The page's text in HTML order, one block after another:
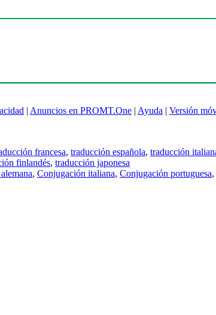
| Anuncios en PROMT.One | Ayuda | Versión
francesa, traducción española, traducción
finlandés, traducción japonesa
, Conjugación italiana, Conjugación portuguesa,